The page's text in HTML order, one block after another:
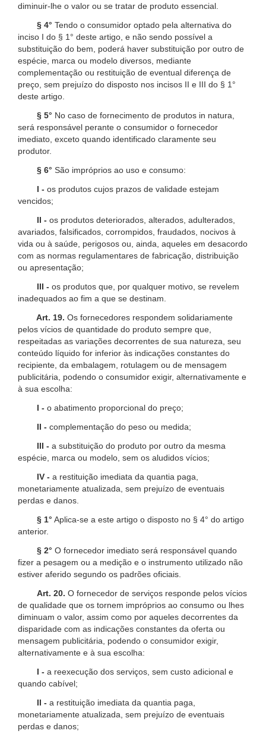
diminuir-lhe o valor ou se tratar de produto essencial.
§ 4° Tendo o consumidor optado pela alternativa do
inciso I do § 1° deste artigo, e não sendo possível a
substituição do bem, poderá haver substituição por outro de
espécie, marca ou modelo diversos, mediante
complementação ou restituição de eventual diferença de
preço, sem prejuízo do disposto nos incisos II e III do § 1°
deste artigo.
§ 5° No caso de fornecimento de produtos in natura,
será responsável perante o consumidor o fornecedor
imediato, exceto quando identificado claramente seu
produtor.
§ 6° São impróprios ao uso e consumo:
I - os produtos cujos prazos de validade estejam
vencidos;
II - os produtos deteriorados, alterados, adulterados,
avariados, falsificados, corrompidos, fraudados, nocivos à
vida ou à saúde, perigosos ou, ainda, aqueles em desacordo
com as normas regulamentares de fabricação, distribuição
ou apresentação;
III - os produtos que, por qualquer motivo, se revelem
inadequados ao fim a que se destinam.
Art. 19. Os fornecedores respondem solidariamente
pelos vícios de quantidade do produto sempre que,
respeitadas as variações decorrentes de sua natureza, seu
conteúdo líquido for inferior às indicações constantes do
recipiente, da embalagem, rotulagem ou de mensagem
publicitária, podendo o consumidor exigir, alternativamente e
à sua escolha:
I - o abatimento proporcional do preço;
II - complementação do peso ou medida;
III - a substituição do produto por outro da mesma
espécie, marca ou modelo, sem os aludidos vícios;
IV - a restituição imediata da quantia paga,
monetariamente atualizada, sem prejuízo de eventuais
perdas e danos.
§ 1° Aplica-se a este artigo o disposto no § 4° do artigo
anterior.
§ 2° O fornecedor imediato será responsável quando
fizer a pesagem ou a medição e o instrumento utilizado não
estiver aferido segundo os padrões oficiais.
Art. 20. O fornecedor de serviços responde pelos vícios
de qualidade que os tornem impróprios ao consumo ou lhes
diminuam o valor, assim como por aqueles decorrentes da
disparidade com as indicações constantes da oferta ou
mensagem publicitária, podendo o consumidor exigir,
alternativamente e à sua escolha:
I - a reexecução dos serviços, sem custo adicional e
quando cabível;
II - a restituição imediata da quantia paga,
monetariamente atualizada, sem prejuízo de eventuais
perdas e danos;